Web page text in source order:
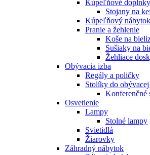
Kúpeľňové doplnky
Stojany na
Kúpeľňový nábytok
Pranie a žehlenie
Koše na
Sušiaky na
Žehliace
Obývacia izba
Regály a poličky
Stolíky do
Konferenčné
Osvetlenie
Lampy
Stolné lampy
Svietidlá
Žiarovky
Záhradný nábytok